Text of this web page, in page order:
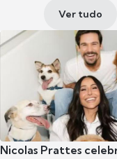
Ver tudo
Nicolas Prattes